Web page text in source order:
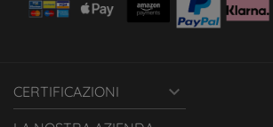
CERTIFICAZIONI 